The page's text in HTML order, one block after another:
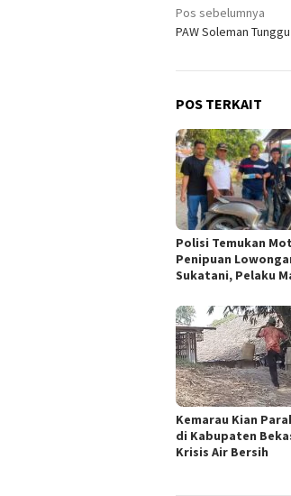
Navigasi
pos
Pos sebelumnya
PAW Soleman
POS TERKAIT
Polisi Temukan
Penipuan
Sukatani, Pelaku
Kemarau Kian
di Kabupaten
Krisis Air Bersih